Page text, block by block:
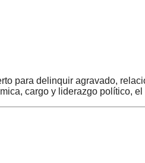
para delinquir agravado,
cargo y liderazgo político,